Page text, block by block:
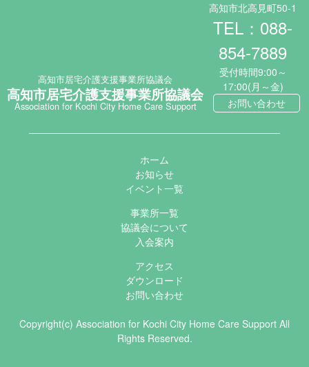
高知市居宅介護支援事業所協議会
高知市居宅介護支援事業所協議会
Association for Kochi City Home Care Support
高知市北高見町50-1
TEL：088-
854-7889
受付時間9:00～
17:00(月～金)
お問い合わせ
ホーム
お知らせ
イベント一覧
事業所一覧
協議会について
入会案内
アクセス
ダウンロード
お問い合わせ
Copyright(c) Association for Kochi City Home Care Support All
Rights Reserved.